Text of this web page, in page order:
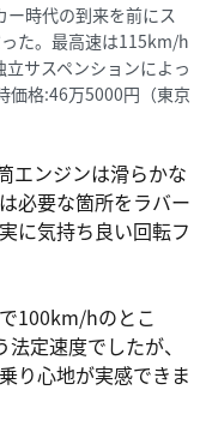
時代の到来を前にス
た。最高速は115km/h
サスペンションによっ
価格:46万5000円（東京
エンジンは滑らかな
必要な箇所をラバー
に気持ち良い回転フ
100km/hのとこ
定速度でしたが、
り心地が実感できま